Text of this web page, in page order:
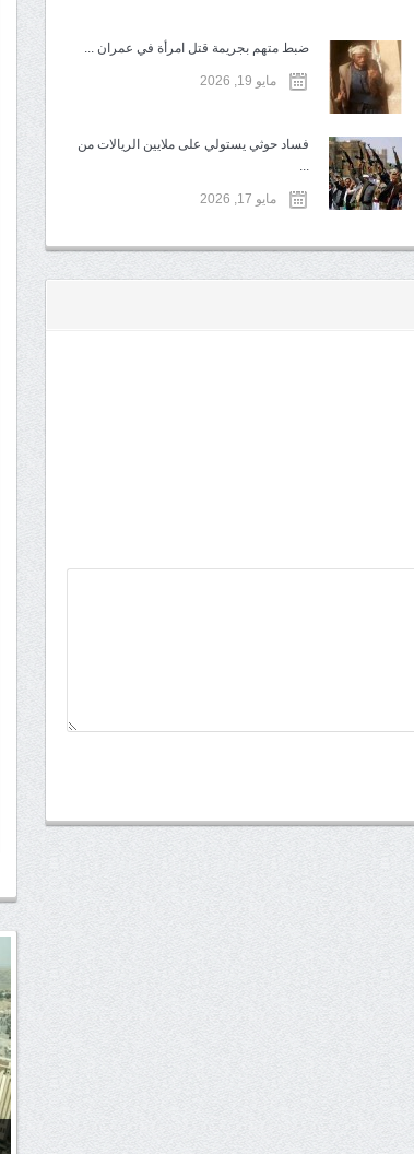
ضبط متهم بجريمة قتل امرأة في عمران ...
مايو 19, 2026
فساد حوثي يستولي على ملايين الريالات من
مايو 17, 2026